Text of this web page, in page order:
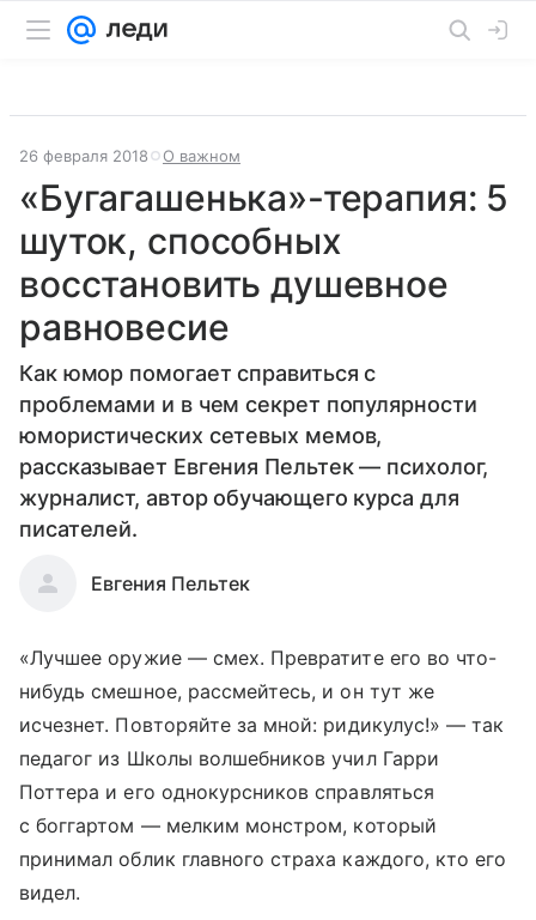
26 февраля 2018 О важном
«Бугагашенька»-терапия: 5
шуток, способных
восстановить душевное
равновесие
Как юмор помогает справиться с
проблемами и в чем секрет популярности
юмористических сетевых мемов,
рассказывает Евгения Пельтек — психолог,
журналист, автор обучающего курса для
писателей.
Евгения Пельтек
«Лучшее оружие — смех. Превратите его во что-
нибудь смешное, рассмейтесь, и он тут же
исчезнет. Повторяйте за мной: ридикулус!» — так
педагог из Школы волшебников учил Гарри
Поттера и его однокурсников справляться
с боггартом — мелким монстром, который
принимал облик главного страха каждого, кто его
видел.